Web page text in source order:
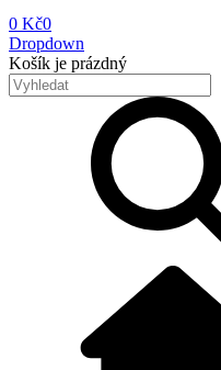
0 Kč0
Dropdown
Košík je prázdný